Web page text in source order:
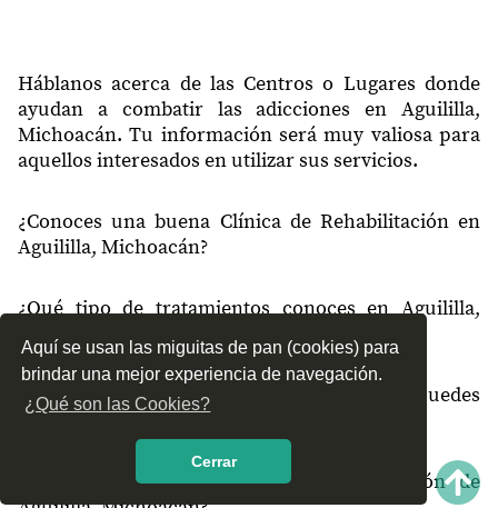
Aquí se usan las miguitas de pan (cookies) para
brindar una mejor experiencia de navegación.
¿Qué son las Cookies?
Cerrar
Háblanos acerca de las Centros o Lugares donde
ayudan a combatir las adicciones en Aguililla,
Michoacán. Tu información será muy valiosa para
aquellos interesados en utilizar sus servicios.
¿Conoces una buena Clínica de Rehabilitación en
Aguililla, Michoacán?
¿Qué tipo de tratamientos conoces en Aguililla,
Michoacán?
¿Cómo es el servicio de las Clínicas que puedes
encontrar en Aguililla, Michoacán?
¿Recomiendas las Clínicas de Rehabilitación de